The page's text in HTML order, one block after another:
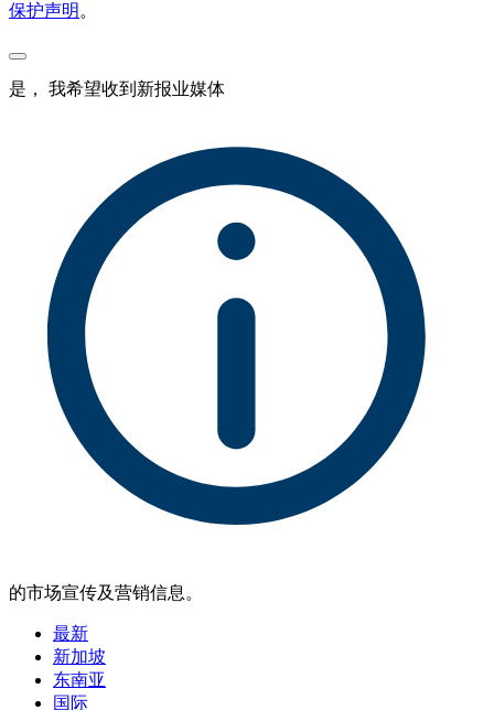
保护声明 。
是， 我希望收到新报业媒体
的市场宣传及营销信息。
最新
新加坡
东南亚
国际